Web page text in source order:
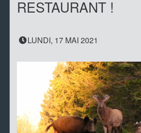
RESTAURANT !
LUNDI, 17 MAI 2021